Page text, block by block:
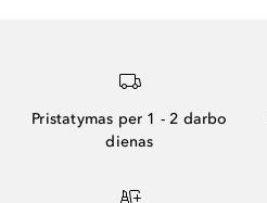
Pristatymas per 1 - 2 darbo
dienas